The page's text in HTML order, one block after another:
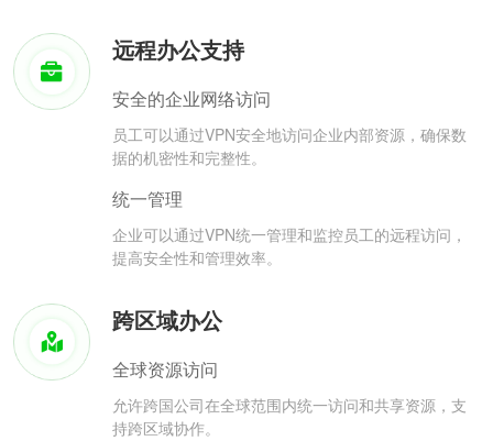
远程办公支持
安全的企业网络访问
员工可以通过VPN安全地访问企业内部资源，确保数
据的机密性和完整性。
统一管理
企业可以通过VPN统一管理和监控员工的远程访问，
提高安全性和管理效率。
跨区域办公
全球资源访问
允许跨国公司在全球范围内统一访问和共享资源，支
持跨区域协作。